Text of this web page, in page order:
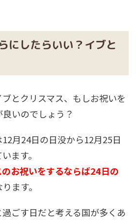
にしたらいい？イブと
とクリスマス、もしお祝いを
いのでしょう？
月24日の日没から12月25日
ます。
お祝いをするならば24日の
ます。
ごす日だと考える国が多くあ